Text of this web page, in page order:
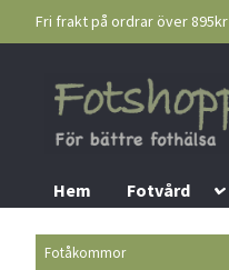
Fri frakt på ordrar över 895kr
Hem Fotvård
Fotåkommor